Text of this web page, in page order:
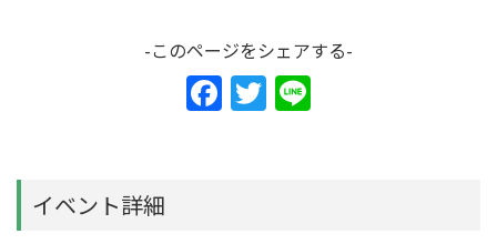
-このページをシェアする-
F T
イベント詳細